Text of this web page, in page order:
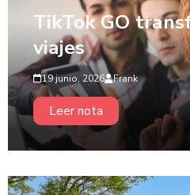
TikTok GO
viajes
19 junio, 2026 Frank
Leer nota